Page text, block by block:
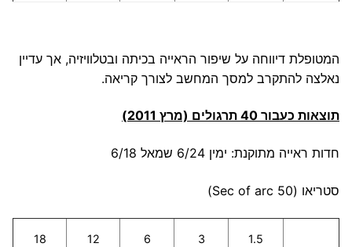
המטופלת דיווחה על שיפור הראייה בכיתה ובטלוויזיה, אך עדיין
נאלצה להתקרב למסך המחשב לצורך קריאה.
תוצאות כעבור 40 תרגולים (מרץ 2011)
חדות ראייה מתוקנת: ימין 6/24 שמאל 6/18
סטריאו (50 Sec of arc)
1.5
3
6
12
18